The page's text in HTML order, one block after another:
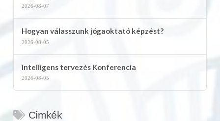
2026-08-07
Hogyan válasszunk jógaoktató képzést?
2026-08-05
Intelligens tervezés Konferencia
2026-08-05
Cimkék